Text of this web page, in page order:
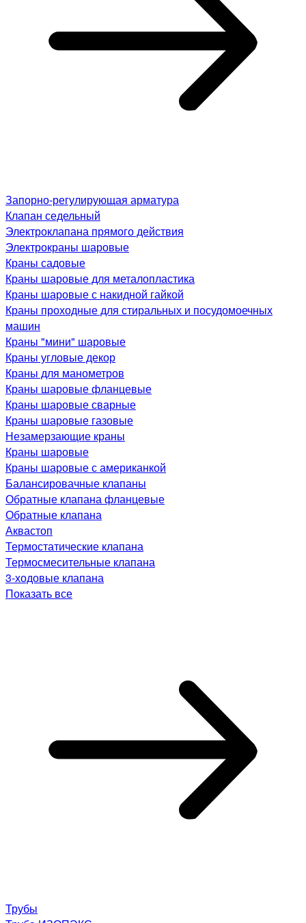
Запорно-регулирующая арматура
Клапан седельный
Электроклапана прямого действия
Электрокраны шаровые
Краны садовые
Краны шаровые для металопластика
Краны шаровые с накидной гайкой
Краны проходные для стиральных и посудомоечных
машин
Краны "мини" шаровые
Краны угловые декор
Краны для манометров
Краны шаровые фланцевые
Краны шаровые сварные
Краны шаровые газовые
Незамерзающие краны
Краны шаровые
Краны шаровые с американкой
Балансировачные клапаны
Обратные клапана фланцевые
Обратные клапана
Аквастоп
Термостатические клапана
Термосмесительные клапана
3-ходовые клапана
Показать все
Трубы